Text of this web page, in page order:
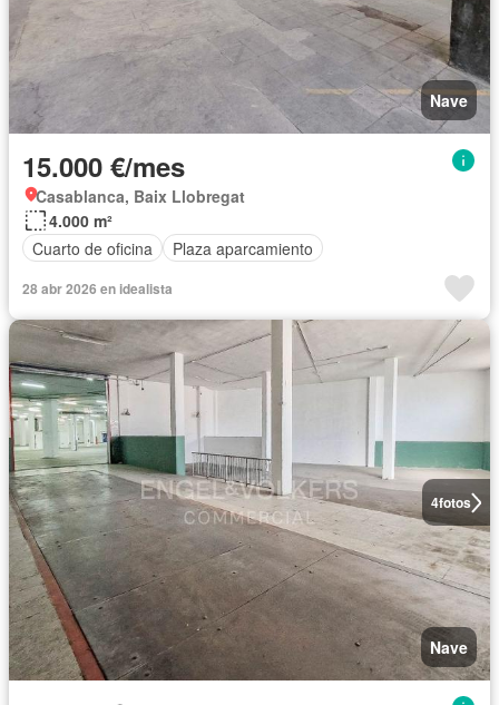
Nave
15.000 €/mes
Casablanca, Baix Llobregat
4.000 m²
Cuarto de oficina
Plaza aparcamiento
28 abr 2026 en idealista
4fotos
Nave